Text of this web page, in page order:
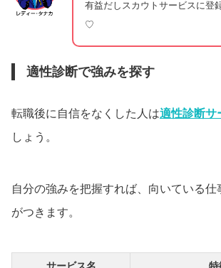
有益だしスカウトサービスに登
♡
適性診断で強みを探す
転職後に自信をなくした人は適性診断サ
しょう。
自分の強みを把握すれば、向いている
がつきます。
サービス名 特